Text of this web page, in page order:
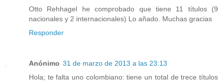
Otto Rehhagel he comprobado que tiene 11 títulos (9
nacionales y 2 internacionales) Lo añado. Muchas gracias
Responder
Anónimo 31 de marzo de 2013 a las 23:13
Hola; te falta uno colombiano: tiene un total de trece títulos